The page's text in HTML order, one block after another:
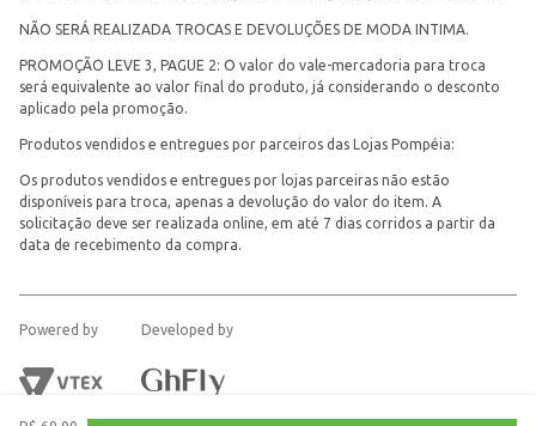
NÃO SERÁ REALIZADA TROCAS E DEVOLUÇÕES DE MODA INTIMA.
PROMOÇÃO LEVE 3, PAGUE 2: O valor do vale-mercadoria para troca
será equivalente ao valor final do produto, já considerando o desconto
aplicado pela promoção.
Produtos vendidos e entregues por parceiros das Lojas Pompéia:
Os produtos vendidos e entregues por lojas parceiras não estão
disponíveis para troca, apenas a devolução do valor do item. A
solicitação deve ser realizada online, em até 7 dias corridos a partir da
data de recebimento da compra.
Powered by Developed by